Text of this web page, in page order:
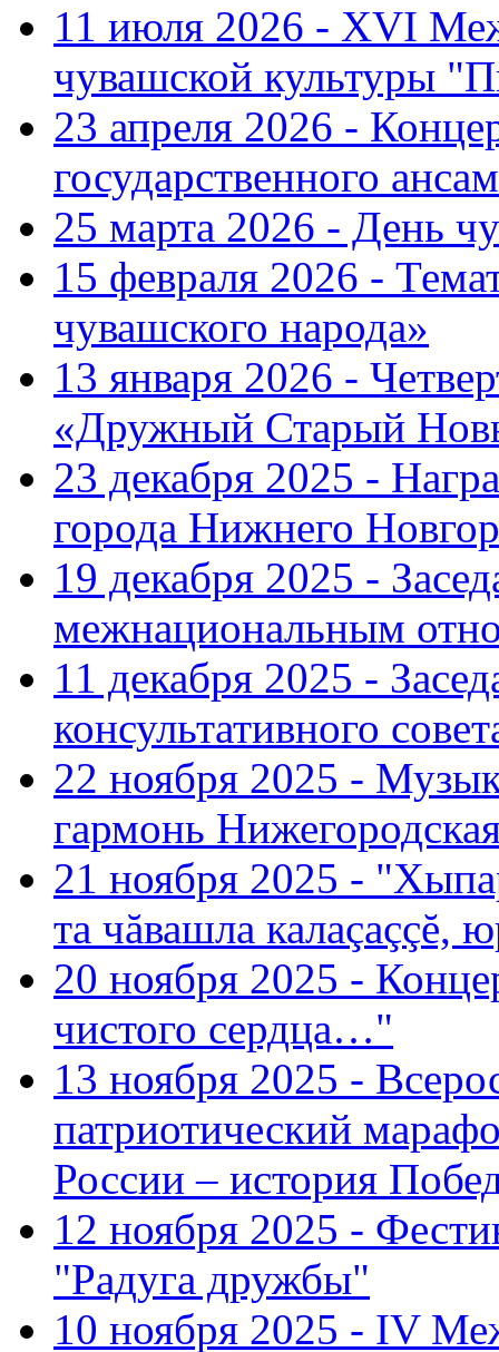
11 июля 2026 - XVI
чувашской культуры
23 апреля 2026 -
государственного
25 марта 2026 - День
15 февраля 2026 -
чувашского народа»
13 января 2026 -
«Дружный Старый
23 декабря 2025 -
города Нижнего
19 декабря 2025 -
межнациональным
11 декабря 2025 -
консультативного
22 ноября 2025 -
гармонь
21 ноября 2025 -
та чăвашла калаçаççĕ,
20 ноября 2025 -
чистого сердца…"
13 ноября 2025 -
патриотический
России – история
12 ноября 2025 -
"Радуга дружбы"
10 ноября 2025 - IV